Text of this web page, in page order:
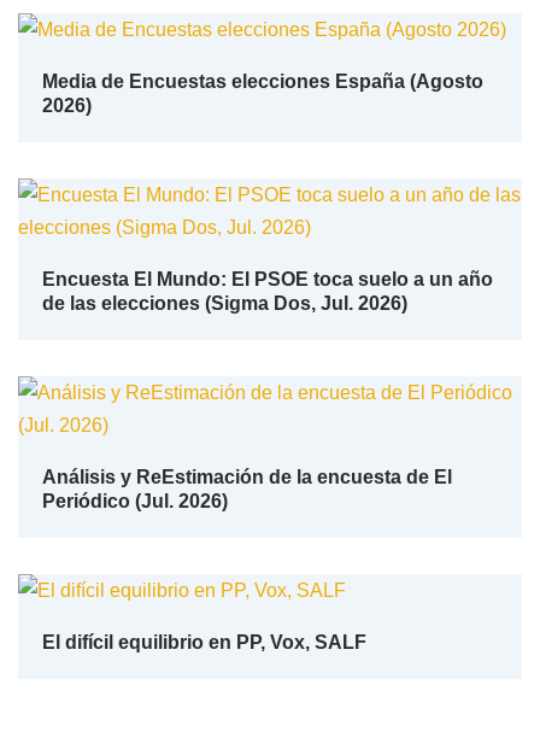
Media de Encuestas elecciones España (Agosto
2026)
Encuesta El Mundo: El PSOE toca suelo a un año
de las elecciones (Sigma Dos, Jul. 2026)
Análisis y ReEstimación de la encuesta de El
Periódico (Jul. 2026)
El difícil equilibrio en PP, Vox, SALF